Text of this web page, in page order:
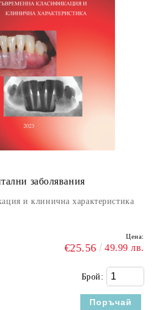
заболявания
и клинична характеристика
Цена:
€25.56 49.99 лв.
Брой: